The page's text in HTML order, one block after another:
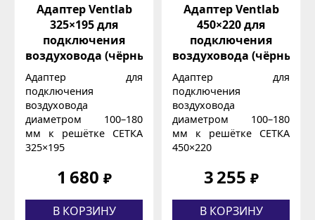
Адаптер Ventlab
325×195 для
подключения
воздуховода (чёрный)
Адаптер для
подключения
воздуховода
диаметром 100–180
мм к решётке СЕТКА
325×195
1 680 ₽
В КОРЗИНУ
Адаптер Ventlab
450×220 для
подключения
воздуховода (чёрный)
Адаптер для
подключения
воздуховода
диаметром 100–180
мм к решётке СЕТКА
450×220
3 255 ₽
В КОРЗИНУ